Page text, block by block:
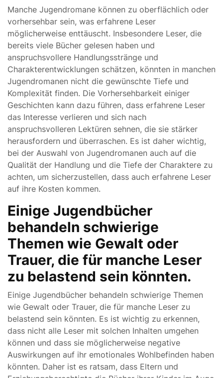
Manche Jugendromane können zu oberflächlich oder
vorhersehbar sein, was erfahrene Leser
möglicherweise enttäuscht. Insbesondere Leser, die
bereits viele Bücher gelesen haben und
anspruchsvollere Handlungsstränge und
Charakterentwicklungen schätzen, könnten in manchen
Jugendromanen nicht die gewünschte Tiefe und
Komplexität finden. Die Vorhersehbarkeit einiger
Geschichten kann dazu führen, dass erfahrene Leser
das Interesse verlieren und sich nach
anspruchsvolleren Lektüren sehnen, die sie stärker
herausfordern und überraschen. Es ist daher wichtig,
bei der Auswahl von Jugendromanen auch auf die
Qualität der Handlung und die Tiefe der Charaktere zu
achten, um sicherzustellen, dass auch erfahrene Leser
auf ihre Kosten kommen.
Einige Jugendbücher
behandeln schwierige
Themen wie Gewalt oder
Trauer, die für manche Leser
zu belastend sein könnten.
Einige Jugendbücher behandeln schwierige Themen
wie Gewalt oder Trauer, die für manche Leser zu
belastend sein könnten. Es ist wichtig zu erkennen,
dass nicht alle Leser mit solchen Inhalten umgehen
können und dass sie möglicherweise negative
Auswirkungen auf ihr emotionales Wohlbefinden haben
könnten. Daher ist es ratsam, dass Eltern und